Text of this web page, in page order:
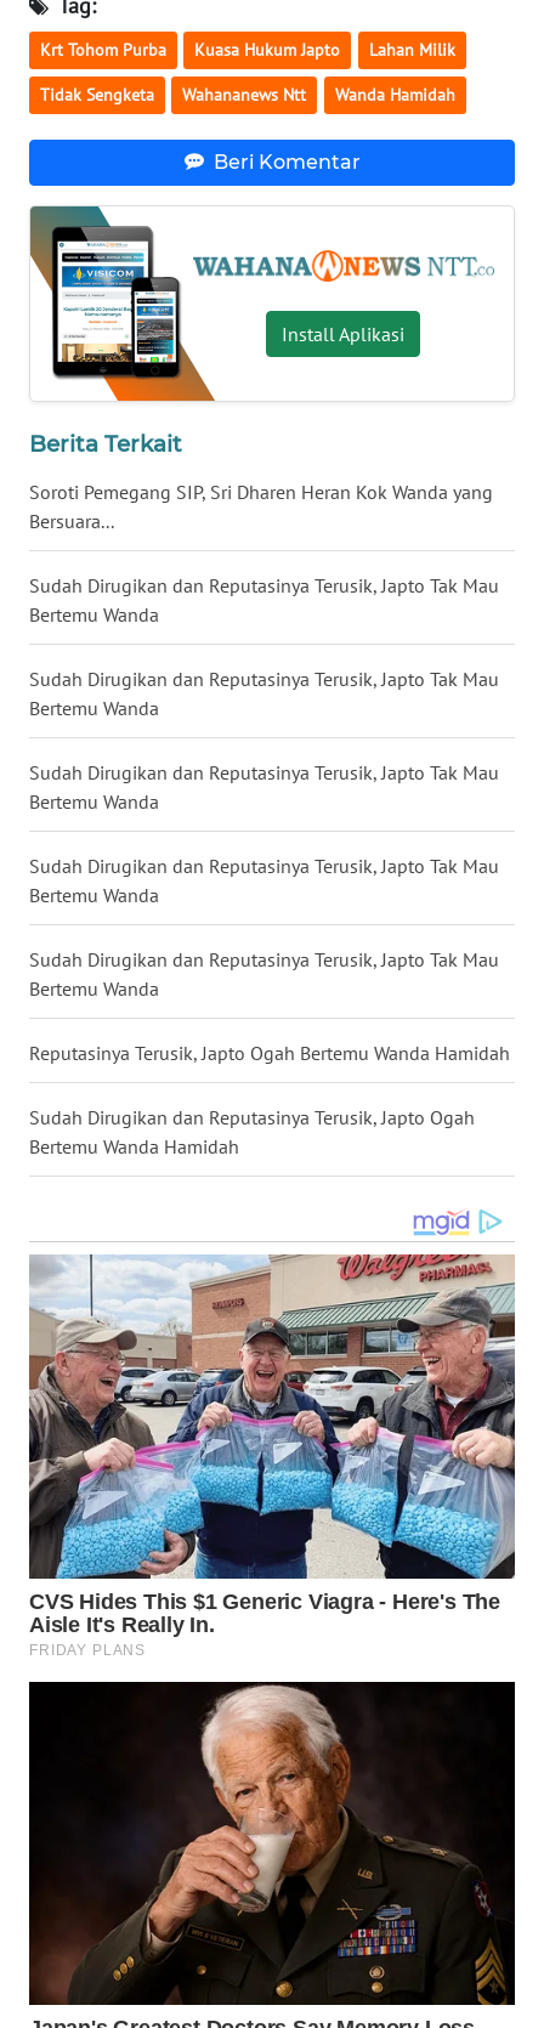
Krt Tohom Purba Kuasa Hukum Japto Lahan Milik
Tidak Sengketa Wahananews Ntt Wanda Hamidah
Beri Komentar
Install Aplikasi
Berita Terkait
Soroti Pemegang SIP, Sri Dharen Heran Kok Wanda yang
Bersuara...
Sudah Dirugikan dan Reputasinya Terusik, Japto Tak Mau
Bertemu Wanda
Sudah Dirugikan dan Reputasinya Terusik, Japto Tak Mau
Bertemu Wanda
Sudah Dirugikan dan Reputasinya Terusik, Japto Tak Mau
Bertemu Wanda
Sudah Dirugikan dan Reputasinya Terusik, Japto Tak Mau
Bertemu Wanda
Sudah Dirugikan dan Reputasinya Terusik, Japto Tak Mau
Bertemu Wanda
Reputasinya Terusik, Japto Ogah Bertemu Wanda Hamidah
Sudah Dirugikan dan Reputasinya Terusik, Japto Ogah
Bertemu Wanda Hamidah
WN
JATENG
NUSANTARA
WN
JOGJA
WN
JATIM
BALI
WN
WN
KALTARA
WN
KALSEL
WN
KALTIM
WN
SULSEL
WN
GORONTALO
WN
SULUT
WN
MALUKU
WN
MALUT
WN
DAIRI
WN
DANAU
TOBA
WN
NIAS
TANJUNG
LESUNG